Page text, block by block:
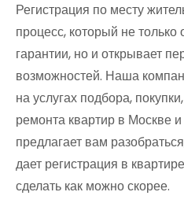
Регистрация по месту
процесс, который не
гарантии, но и открывает
возможностей. Наша
на услугах подбора,
ремонта квартир в Москве
предлагает вам
дает регистрация в
сделать как можно скорее.